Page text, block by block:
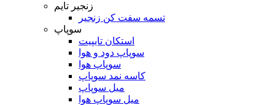
زنجیر تایم
تسمه سفت کن زنجیر
سوپاپ
استکان تایپیت
سوپاپ دود و هوا
سوپاپ هوا
کاسه نمد سوپاپ
میل سوپاپ
میل سوپاپ هوا